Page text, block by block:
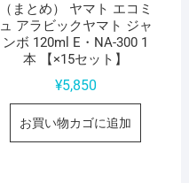
（まとめ） ヤマト エコミ
ュ アラビックヤマト ジャ
ンボ 120ml E・NA-300 1
本 【×15セット】
¥5,850
お買い物カゴに追加